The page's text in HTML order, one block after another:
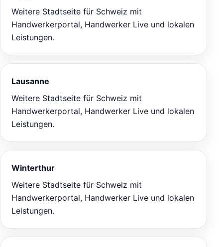
Weitere Stadtseite für Schweiz mit
Handwerkerportal, Handwerker Live und lokalen
Leistungen.
Lausanne
Weitere Stadtseite für Schweiz mit
Handwerkerportal, Handwerker Live und lokalen
Leistungen.
Winterthur
Weitere Stadtseite für Schweiz mit
Handwerkerportal, Handwerker Live und lokalen
Leistungen.